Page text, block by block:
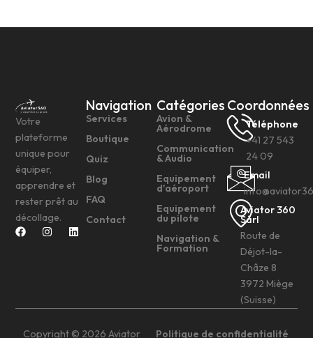
Votre
plateforme
unique pour
équiper,
apprendre et
rester prêt au
décollage.
Navigation
Services
Boutique
Quiz
Blog
FAQ
Contact
Catégories
Avion &
Aérodrome
Communication
& Audio
Equipement
d'aéroport
Equipement
du pilote
Navigation &
Formation
Coordonnées
Téléphone
+41 27 543
24 09
Email
Aviator 360
Sàrl
Route de
Déjot-la-
Châze 8
3972 Miège
(Suisse)
Copyright © 2026 Aviator Politique de confidentialité